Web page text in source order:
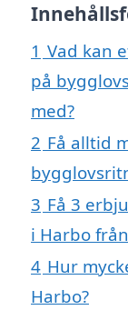
1 Vad kan
på
med?
2 Få alltid
3 Få 3
i Harbo
4 Hur
Harbo?